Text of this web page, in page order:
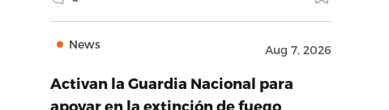
News Aug 7, 2026
Activan la Guardia Nacional para
apoyar en la extinción de fuego